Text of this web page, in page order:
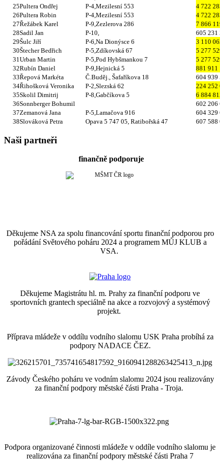
25Pultera Ondřej P-4,Mezilesní 553
4 722
26Pultera Robin P-4,Mezilesní 553
4 722
27Řežábek Karel P-9,Zezlerova 286
7 866
28Sadil Jan P-10,
605 231
29Šulc Jiří P-6,Na Dionýsce 6
3 110
30Štecher Bedřich P-5,Zdíkovská 67
5 277
31 Urban Martin P-5,Pod Hybšmankou 7
5 277
32Rubín Daniel P-9,Hejnická 5
881 911
33Řepová Markéta Č.Buděj., Šafaříkova 18
604 939
34Řihošková Veronika P-2,Slezská 62
224 252
35Skolil Dimitrij P-8,Gabčíkova 5
6 884
36Sonnberger Bohumil
602 206
37Zemanová Jana P-5,Lamačova 916
604 329
38Slováková Petra Opava 5 747 05, Ratibořská 47 607 588
Naši partneři
finančně podporuje
Děkujeme NSA za spolu financování sportu finanční podporou pro
pořádání Světového poháru 2024 a programem MŮJ KLUB a
VSA.
Děkujeme Magistrátu hl. m. Prahy za finanční podporu ve
sportovních grantech speciálně na akce a rozvojový a systémový
projekt.
Příprava mládeže v oddílu vodního slalomu USK Praha probíhá za
podpory NADACE ČEZ.
Závody Českého poháru ve vodním slalomu 2024 jsou realizovány
za finanční podpory městské části Praha - Troja.
Podpora organizované činnosti mládeže v oddíle vodního slalomu je
realizována za finanční podpory městské části Praha 7